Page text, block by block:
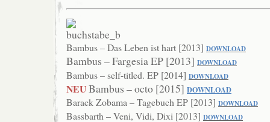
Bambus – Das Leben ist hart [2013] DOWNLOAD
Bambus – Fargesia EP [2013] DOWNLOAD
Bambus – self-titled. EP [2014] DOWNLOAD
NEUBambus – octo [2015] DOWNLOAD
Barack Zobama – Tagebuch EP [2013] DOWNLOAD
Bassbarth – Veni, Vidi, Dixi [2013] DOWNLOAD